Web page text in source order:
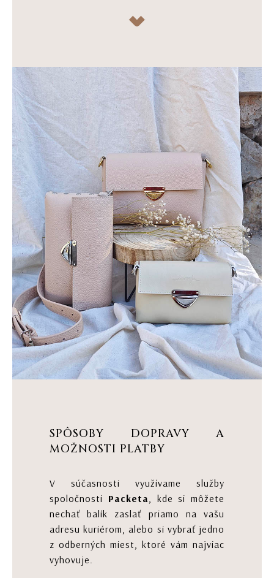
SPÔSOBY DOPRAVY A
MOŽNOSTI PLATBY
V súčasnosti využívame služby
spoločnosti Packeta , kde si môžete
nechať balík zaslať priamo na vašu
adresu kuriérom, alebo si vybrať jedno
z odberných miest, ktoré vám najviac
vyhovuje.